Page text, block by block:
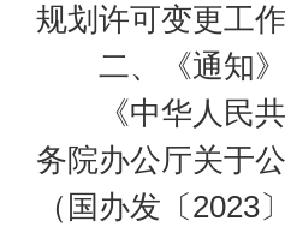
规划许可变更工
二、《通知
《中华人民
务院办公厅关于
（国办发〔